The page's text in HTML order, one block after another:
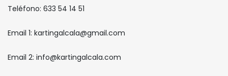
Teléfono: 633 54 14 51
Email 1: kartingalcala@gmail.com
Email 2: info@kartingalcala.com